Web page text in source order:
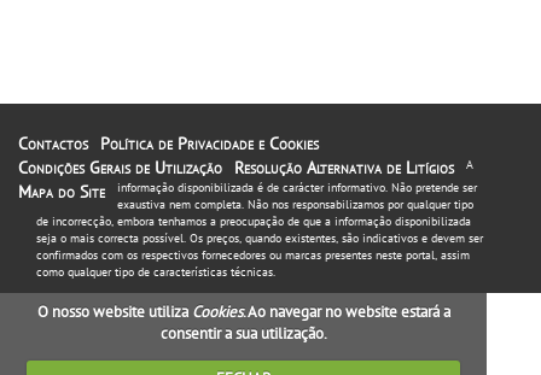
Contactos
Política de Privacidade e Cookies
Condições Gerais de Utilização
Resolução Alternativa de Litígios
Mapa do Site
A
informação disponibilizada é de carácter informativo. Não pretende ser
exaustiva nem completa. Não nos responsabilizamos por qualquer tipo
de incorrecção, embora tenhamos a preocupação de que a informação disponibilizada
seja o mais correcta possível. Os preços, quando existentes, são indicativos e devem ser
confirmados com os respectivos fornecedores ou marcas presentes neste portal, assim
como qualquer tipo de características técnicas.
O nosso website utiliza Cookies. Ao navegar no website estará a
consentir a sua utilização.